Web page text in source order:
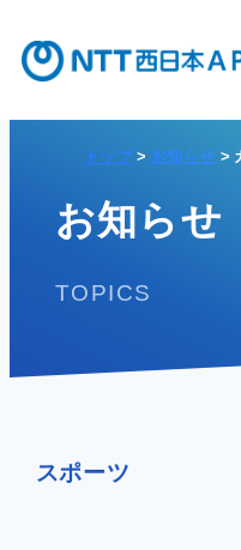
APの特長
お知らせ
TOPICS
トップ お知らせ
スポーツ